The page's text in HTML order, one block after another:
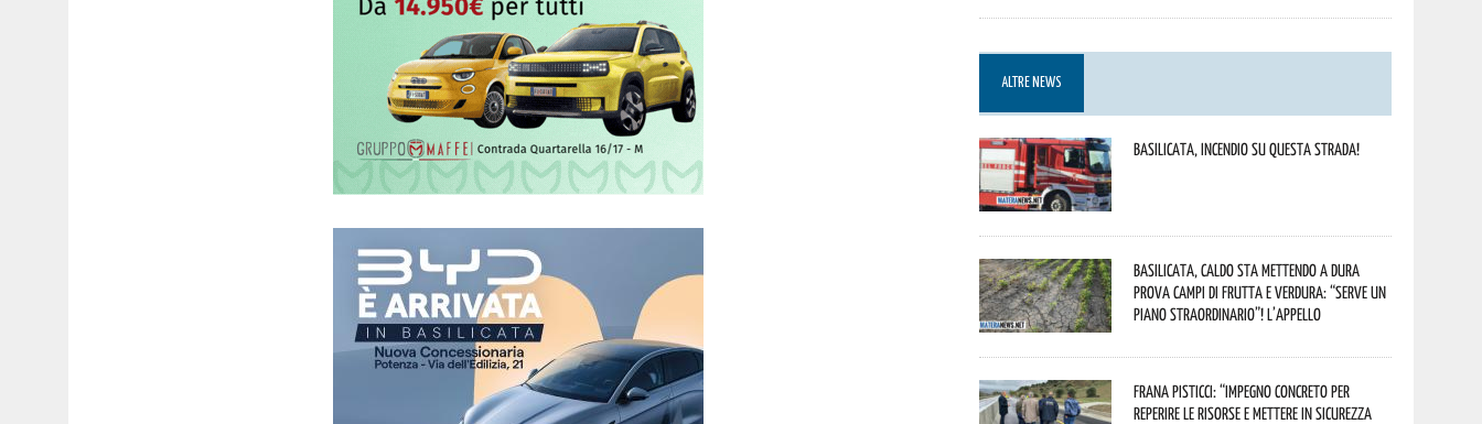
ALTRE NEWS
Basilicata, incendio su questa strada!
Basilicata, caldo sta mettendo a dura
prova campi di frutta e verdura: “Serve un
piano straordinario”! L’appello
Frana Pisticci: “Impegno concreto per
reperire le risorse e mettere in sicurezza